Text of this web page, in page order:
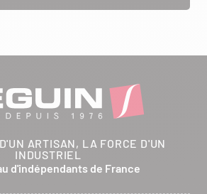
ARTISAN, LA FORCE D'UN
INDUSTRIEL
d'indépendants de France